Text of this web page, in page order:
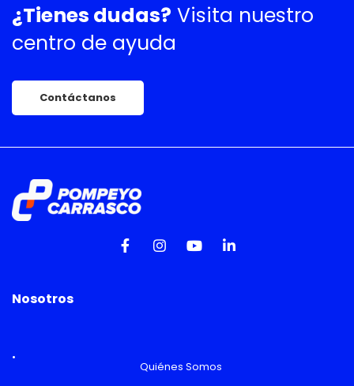
¿Tienes dudas? Visita nuestro
centro de ayuda
Contáctanos
Nosotros
Quiénes Somos